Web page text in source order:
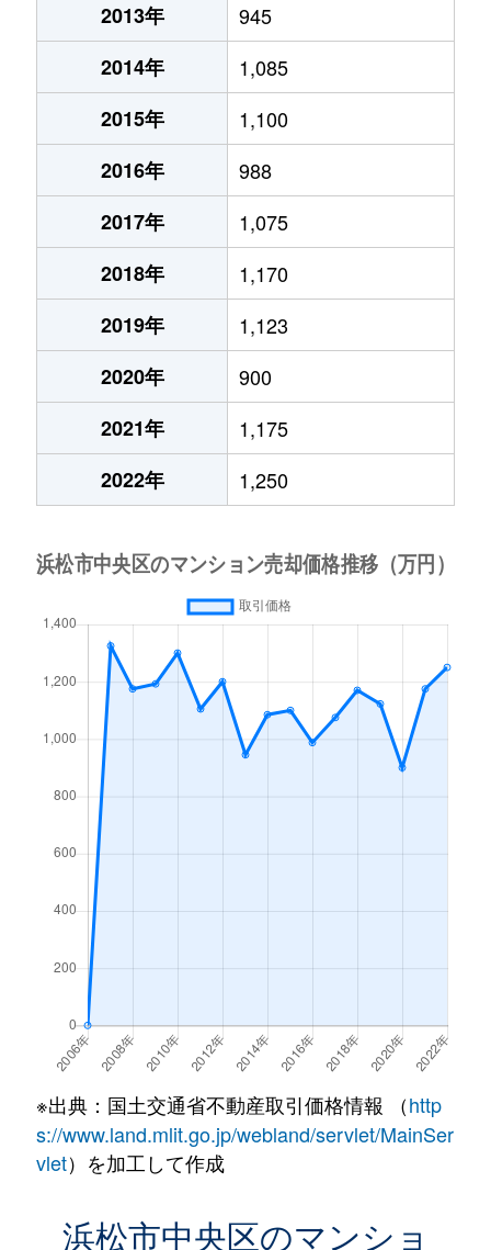
2013年
945
2014年
1,085
2015年
1,100
2016年
988
2017年
1,075
2018年
1,170
2019年
1,123
2020年
900
2021年
1,175
2022年
1,250
※出典：国土交通省不動産取引価格情報 （http
s://www.land.mlit.go.jp/webland/servlet/MainSer
vlet）を加工して作成
浜松市中央区のマンショ